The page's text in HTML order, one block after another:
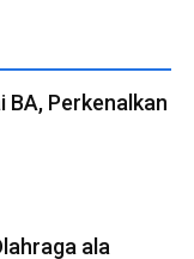
BA, Perkenalkan
ala